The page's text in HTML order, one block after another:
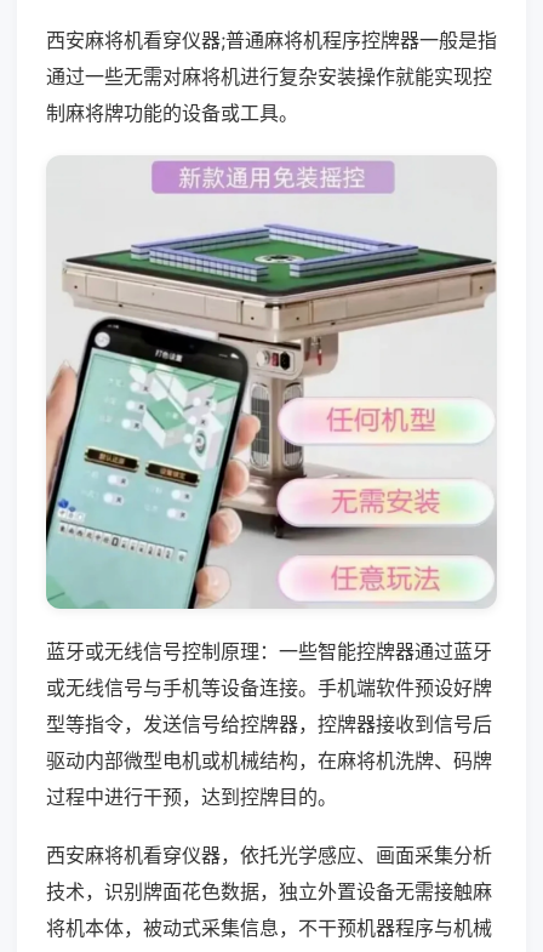
西安麻将机看穿仪器;普通麻将机程序控牌器一般是指
通过一些无需对麻将机进行复杂安装操作就能实现控
制麻将牌功能的设备或工具。
蓝牙或无线信号控制原理：一些智能控牌器通过蓝牙
或无线信号与手机等设备连接。手机端软件预设好牌
型等指令，发送信号给控牌器，控牌器接收到信号后
驱动内部微型电机或机械结构，在麻将机洗牌、码牌
过程中进行干预，达到控牌目的。
西安麻将机看穿仪器，依托光学感应、画面采集分析
技术，识别牌面花色数据，独立外置设备无需接触麻
将机本体，被动式采集信息，不干预机器程序与机械